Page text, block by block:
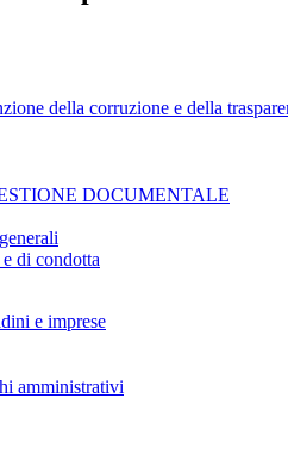
della corruzione e della
DOCUMENTALE
di condotta
e imprese
amministrativi